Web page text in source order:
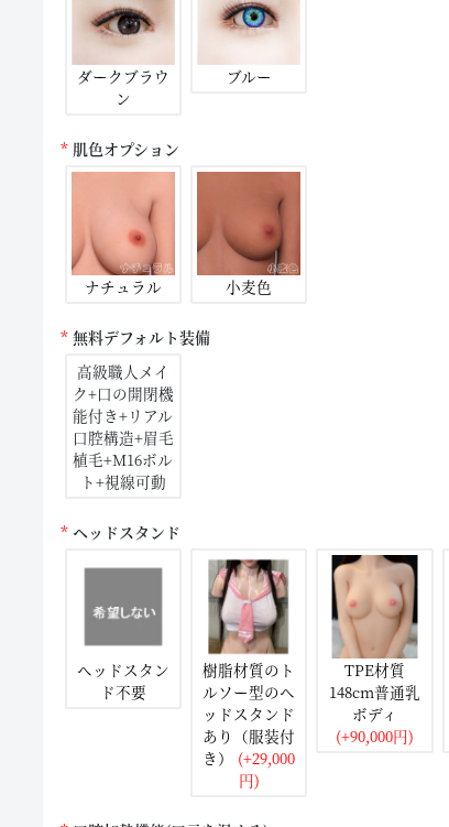
ダークブラウ
ン
ブルー
肌色オプション
ナチュラル 小麦色
無料デフォルト装備
高級職人メイ
ク+口の開閉機
能付き+リアル
口腔構造+眉毛
植毛+M16ボル
ト+視線可動
ヘッドスタンド
ヘッドスタン
ド不要
樹脂材質のト
ルソー型のヘ
ッドスタンド
あり（服装付
き）
(+29,000
円)
TPE材質
148cm普通乳
ボディ
(+90,000円)